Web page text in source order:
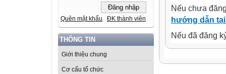
Quên mật khẩu ĐK thành viên
THÔNG TIN
Giới thiệu chung
Cơ cấu tổ chức
Nếu chưa
hướng dẫn
Nếu đã đăng